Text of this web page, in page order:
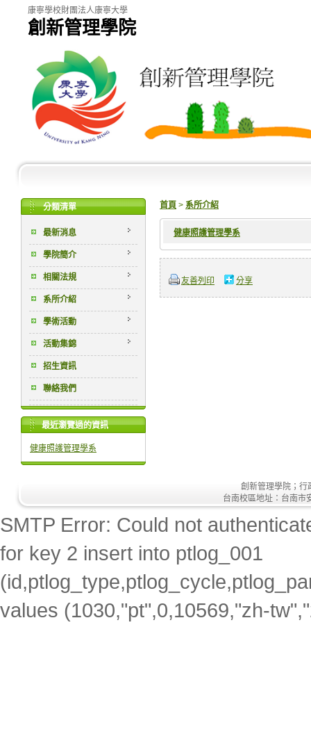
創新管理學院
康寧學校財團法人康寧大學
分類清單
最新消息
學院簡介
相關法規
系所介紹
學術活動
活動集錦
招生資訊
聯絡我們
最近瀏覽過的資訊
健康照護管理學系
首頁 > 系所介紹
健康照護管理學系
友善列印 分享
創新管理學院；
台南校區地址：台南市
SMTP Error: Could not
for key 2 insert into ptlog_001
values (1030,"pt",0,10569,"zh-